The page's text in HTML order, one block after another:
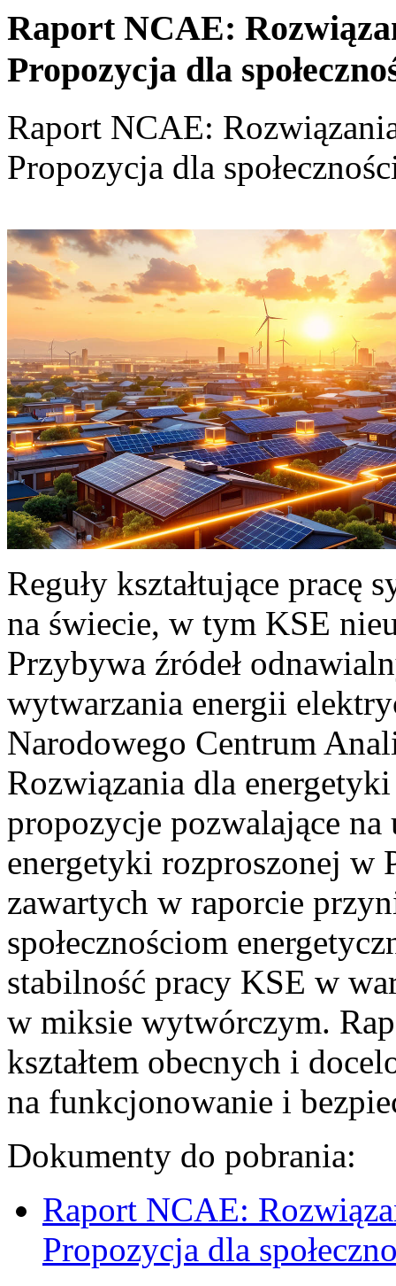
Raport NCAE:
Propozycja dla
Raport NCAE:
Propozycja dla
Reguły kształtujące pracę
na świecie, w tym KSE
Przybywa źródeł
wytwarzania energii
Narodowego Centrum
Rozwiązania dla
propozycje pozwalające
energetyki rozproszonej w
zawartych w raporcie
społecznościom
stabilność pracy KSE w
w miksie wytwórczym.
kształtem obecnych i
na funkcjonowanie i
Dokumenty do pobrania:
Raport NCAE:
Propozycja dla